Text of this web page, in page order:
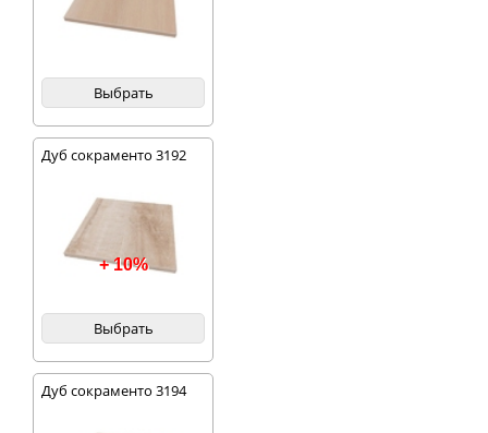
Выбрать
Дуб сокраменто 3192
+ 10%
Выбрать
Дуб сокраменто 3194